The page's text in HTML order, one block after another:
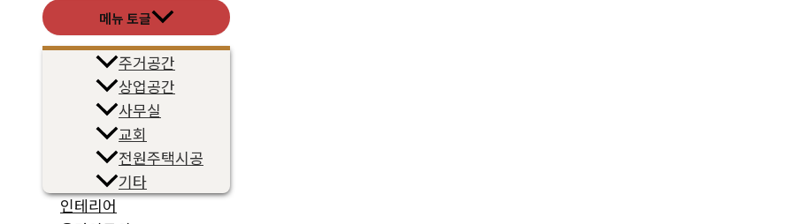
메뉴 토글
주거공간
상업공간
사무실
교회
전원주택시공
기타
인테리어